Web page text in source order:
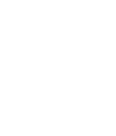
Ende des Studiengangs
sollte den